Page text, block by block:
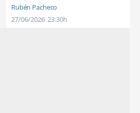
Rubén Pacheco
27/06/2026 23:30h